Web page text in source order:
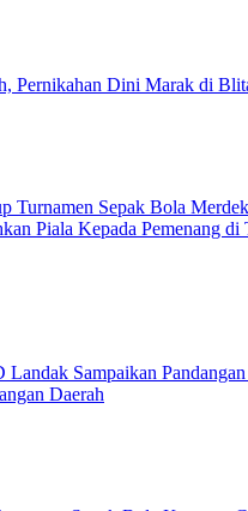
Pernikahan Dini Marak di
Turnamen Sepak Bola
Piala Kepada Pemenang di
Landak Sampaikan
Daerah